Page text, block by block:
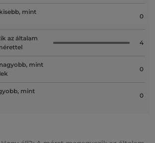
mint
0
az általam
4
mint
0
mint
0